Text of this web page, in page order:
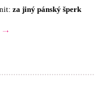
za jiný pánský šperk